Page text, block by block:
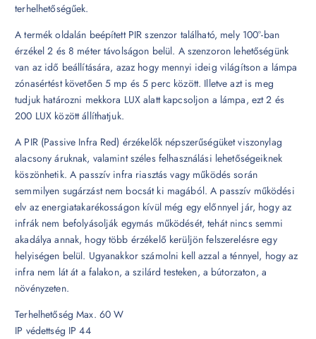
terhelhetőségűek.
A termék oldalán beépített PIR szenzor található, mely 100°-ban
érzékel 2 és 8 méter távolságon belül. A szenzoron lehetőségünk
van az idő beállítására, azaz hogy mennyi ideig világítson a lámpa
zónasértést követően 5 mp és 5 perc között. Illetve azt is meg
tudjuk határozni mekkora LUX alatt kapcsoljon a lámpa, ezt 2 és
200 LUX között állíthatjuk.
A PIR (Passive Infra Red) érzékelők népszerűségüket viszonylag
alacsony áruknak, valamint széles felhasználási lehetőségeiknek
köszönhetik. A passzív infra riasztás vagy működés során
semmilyen sugárzást nem bocsát ki magából. A passzív működési
elv az energiatakarékosságon kívül még egy előnnyel jár, hogy az
infrák nem befolyásolják egymás működését, tehát nincs semmi
akadálya annak, hogy több érzékelő kerüljön felszerelésre egy
helyiségen belül. Ugyanakkor számolni kell azzal a ténnyel, hogy az
infra nem lát át a falakon, a szilárd testeken, a bútorzaton, a
növényzeten.
Terhelhetőség Max. 60 W
IP védettség IP 44